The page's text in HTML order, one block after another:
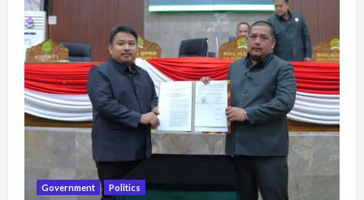
Government Politics